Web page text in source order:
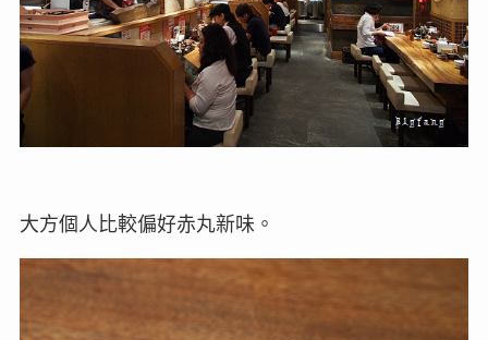
大方個人比較偏好赤丸新味。